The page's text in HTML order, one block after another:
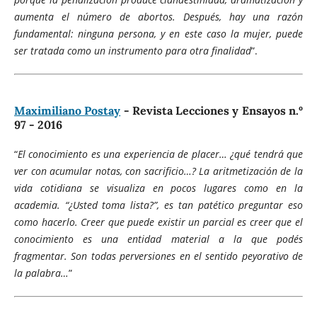
aumenta el número de abortos. Después, hay una razón
fundamental: ninguna persona, y en este caso la mujer, puede
ser tratada como un instrumento para otra finalidad”.
Maximiliano Postay - Revista Lecciones y Ensayos n.º
97 - 2016
“El conocimiento es una experiencia de placer… ¿qué tendrá que
ver con acumular notas, con sacrificio…? La aritmetización de la
vida cotidiana se visualiza en pocos lugares como en la
academia. “¿Usted toma lista?”, es tan patético preguntar eso
como hacerlo. Creer que puede existir un parcial es creer que el
conocimiento es una entidad material a la que podés
fragmentar. Son todas perversiones en el sentido peyorativo de
la palabra…”